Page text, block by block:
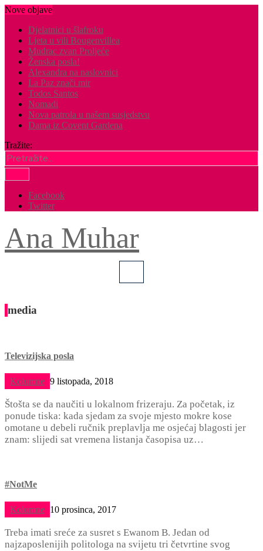
Nove objave
Djelatnici u šlafroku
Ljeta u vili Bougenvillea
Mudrac zvan Proljeće
Ženska posla!
Alexandra na naslovnici
La Paz znači mir
Todos Santos
Nomadi
Nova patrola u našem susjedstvu
Dama iz Covent Gardena
Tražite:
Facebook
Twitter
Ana Muhar
media
Televizijska posla
Kolumne 9 listopada, 2018
Štošta se da naučiti u lokalnom frizeraju. Za početak, iz
ponude tiska: kada sjedam za svoje mjesto mokre kose
omotane u debeli ručnik preplavlja me osjećaj blagosti jer
znam: slijedi sat vremena listanja časopisa uz…
#NotMe
Kolumne 10 prosinca, 2017
Treba imati sreće za susret s Ewanom B. Jedan od
najzaposlenijih politologa na svijetu tri četvrtine svog